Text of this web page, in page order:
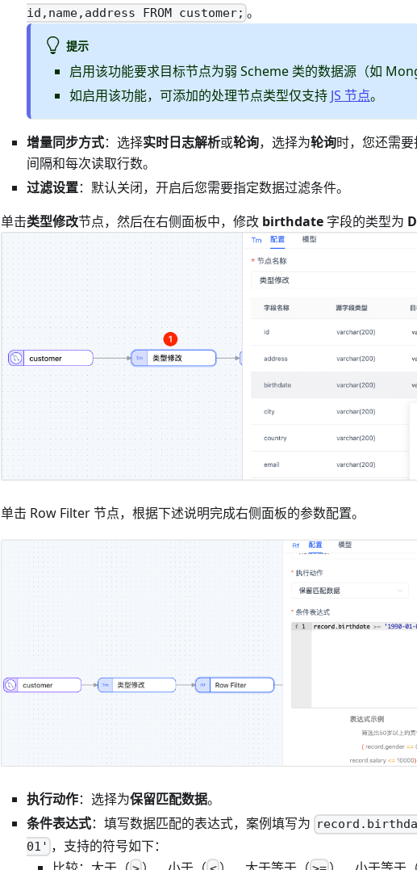
id,name,address FROM customer; 。
提示
启用该功能要求目标节点为弱 Scheme 类的数据源（如
如启用该功能，可添加的处理节点类型仅支持 JS 节点。
增量同步方式：选择实时日志解析或轮询，选择为轮询时，您还需
间隔和每次读取行数。
过滤设置：默认关闭，开启后您需要指定数据过滤条件。
单击类型修改节点，然后在右侧面板中，修改 birthdate 字段的类型为
单击 Row Filter 节点，根据下述说明完成右侧面板的参数配置。
执行动作：选择为保留匹配数据。
条件表达式：填写数据匹配的表达式，案例填写为
01' ，支持的符号如下：